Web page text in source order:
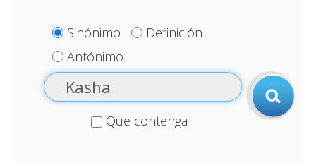
Sinónimo
Definición
Antónimo
Que contenga